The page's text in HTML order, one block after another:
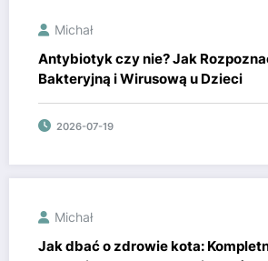
Michał
Antybiotyk czy nie? Jak
Bakteryjną i Wirusową u Dzieci
2026-07-19
Michał
Jak dbać o zdrowie kota: